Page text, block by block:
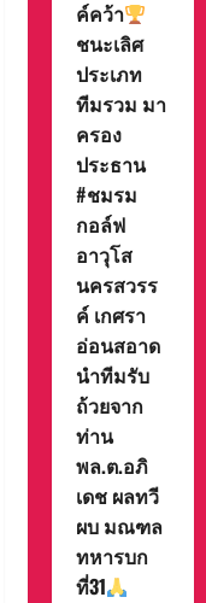
ค์คว้า
ชนะเลิศ
ประเภท
ทีมรวม มา
ครอง
ประธาน
#ชมรม
กอล์ฟ
อาวุโส
นครสวรร
ค์ เกศรา
อ่อนสอาด
นำทีมรับ
ถ้วยจาก
ท่าน
พล.ต.อภิ
เดช ผลทวี
ผบ มณฑล
ทหารบก
ที่31